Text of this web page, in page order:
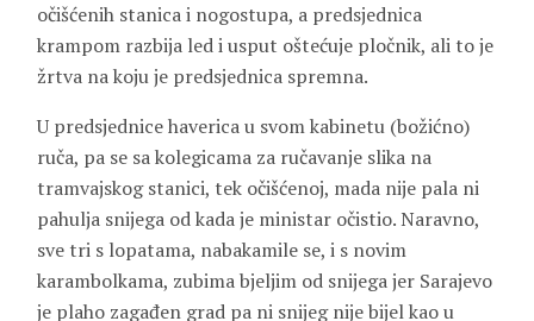
očišćenih stanica i nogostupa, a predsjednica
krampom razbija led i usput oštećuje pločnik, ali to je
žrtva na koju je predsjednica spremna.
U predsjednice haverica u svom kabinetu (božićno)
ruča, pa se sa kolegicama za ručavanje slika na
tramvajskog stanici, tek očišćenoj, mada nije pala ni
pahulja snijega od kada je ministar očistio. Naravno,
sve tri s lopatama, nabakamile se, i s novim
karambolkama, zubima bjeljim od snijega jer Sarajevo
je plaho zagađen grad pa ni snijeg nije bijel kao u